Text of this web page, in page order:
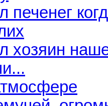
печенег
хозяин